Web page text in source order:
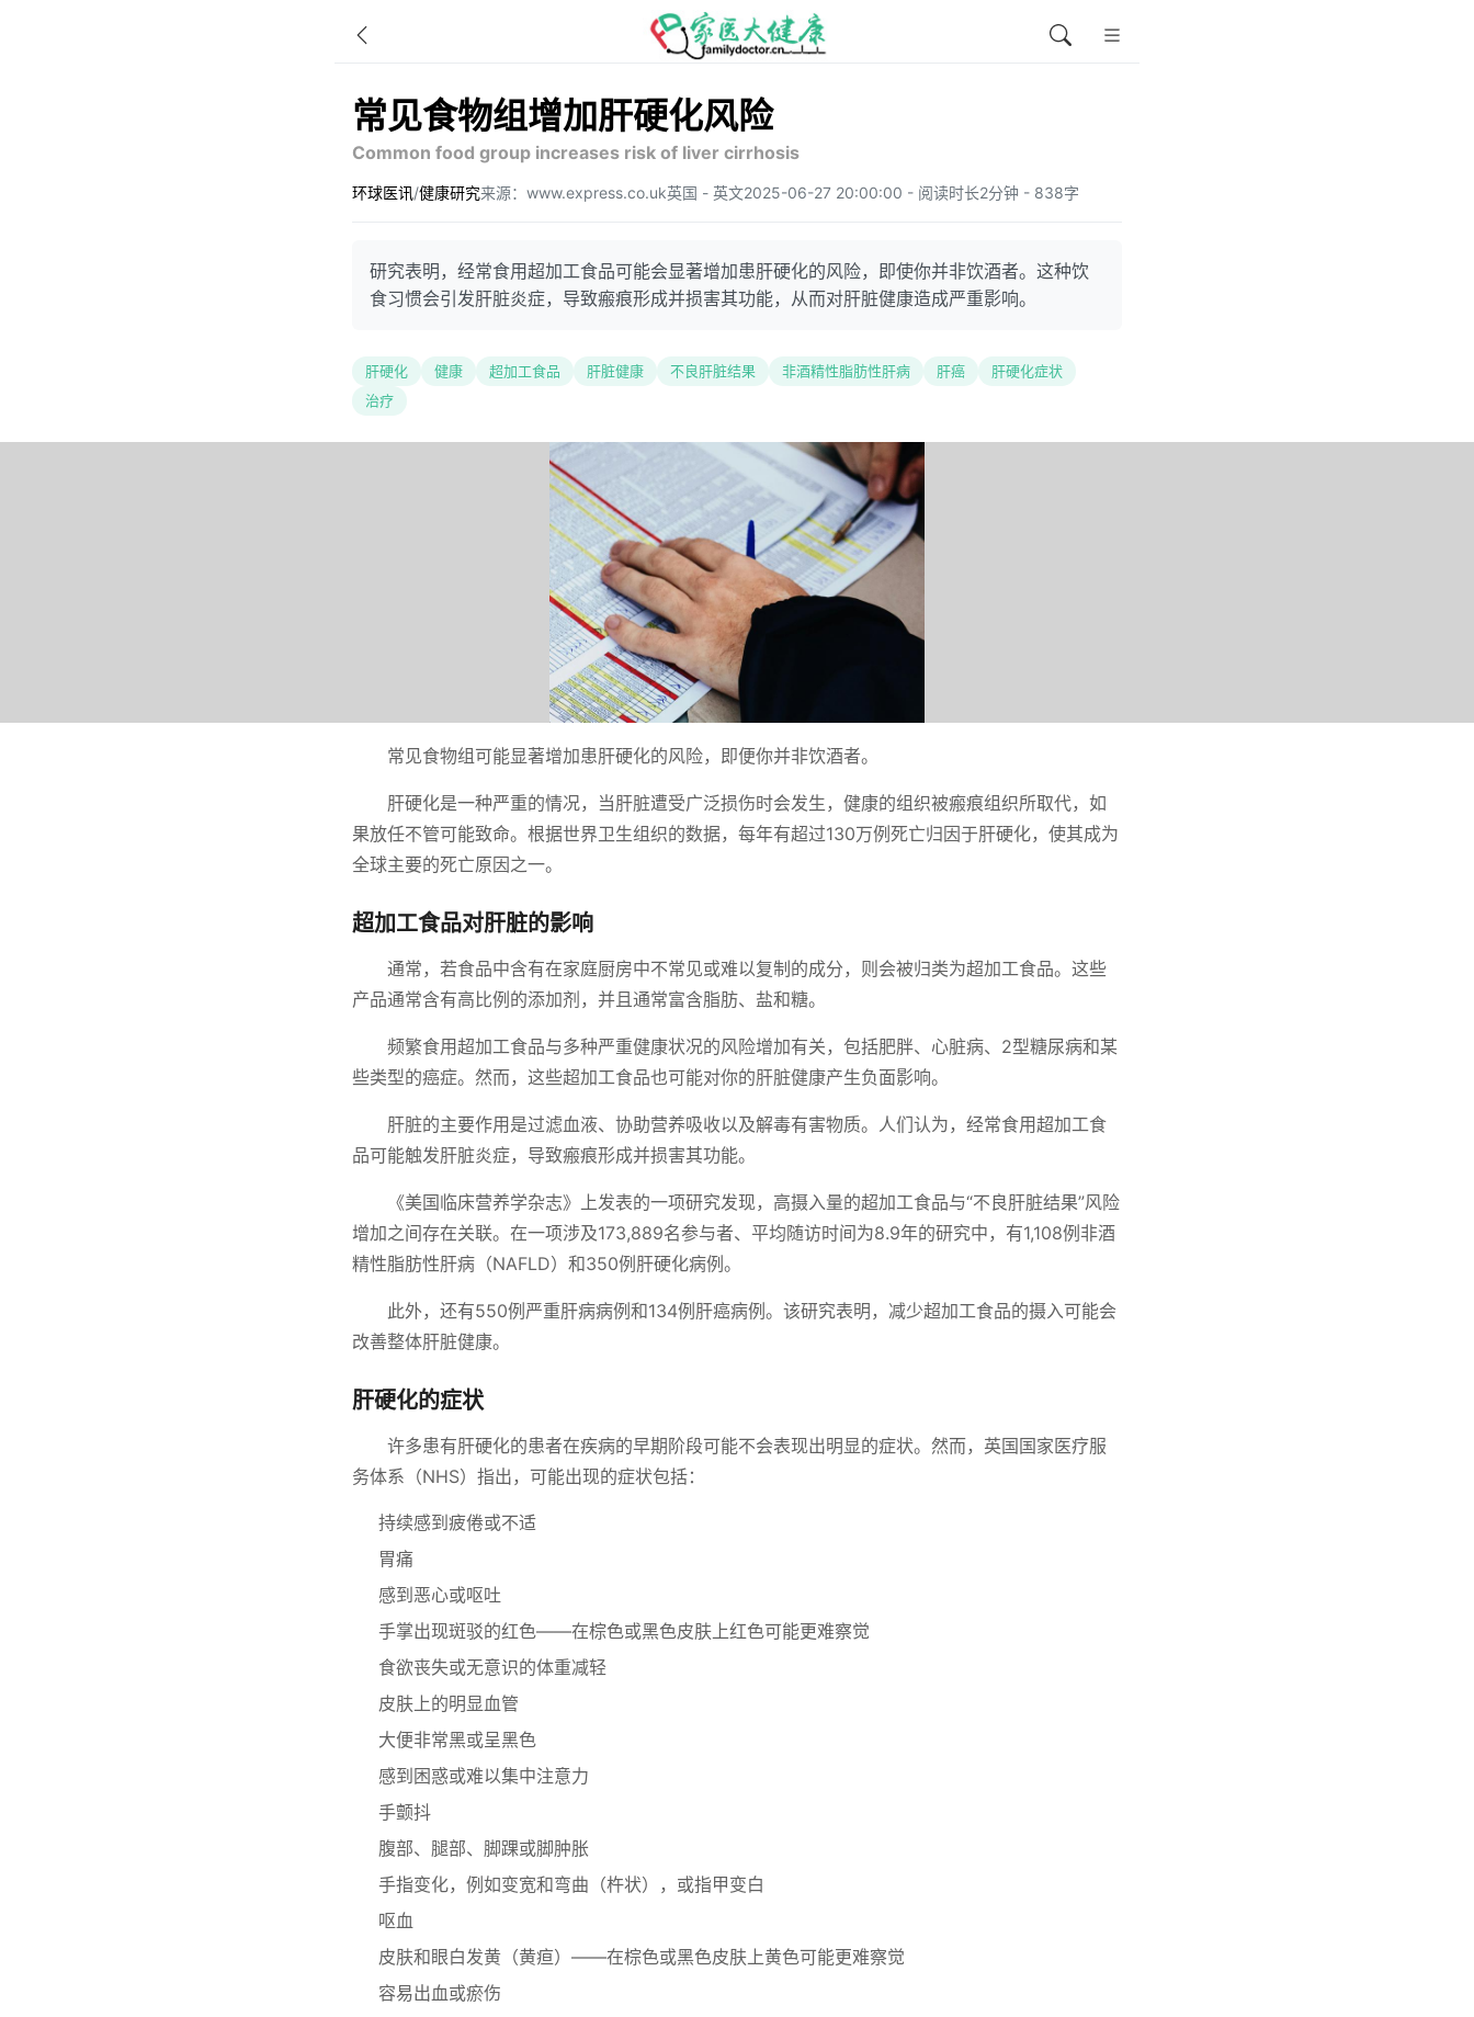
常见食物组增加肝硬化风险
Common food group increases risk of liver cirrhosis
环球医讯/健康研究来源：www.express.co.uk英国 - 英文2025-06-27 20:00:00 - 阅读时长2分钟 - 838字
研究表明，经常食用超加工食品可能会显著增加患肝硬化的风险，即使你并非饮酒者。这种饮
食习惯会引发肝脏炎症，导致瘢痕形成并损害其功能，从而对肝脏健康造成严重影响。
肝硬化 健康 超加工食品 肝脏健康 不良肝脏结果 非酒精性脂肪性肝病 肝癌
肝硬化症状
治疗
常见食物组可能显著增加患肝硬化的风险，即便你并非饮酒者。
肝硬化是一种严重的情况，当肝脏遭受广泛损伤时会发生，健康的组织被瘢痕组织所取代，如
果放任不管可能致命。根据世界卫生组织的数据，每年有超过130万例死亡归因于肝硬化，使其成为
全球主要的死亡原因之一。
超加工食品对肝脏的影响
通常，若食品中含有在家庭厨房中不常见或难以复制的成分，则会被归类为超加工食品。这些
产品通常含有高比例的添加剂，并且通常富含脂肪、盐和糖。
频繁食用超加工食品与多种严重健康状况的风险增加有关，包括肥胖、心脏病、2型糖尿病和某
些类型的癌症。然而，这些超加工食品也可能对你的肝脏健康产生负面影响。
肝脏的主要作用是过滤血液、协助营养吸收以及解毒有害物质。人们认为，经常食用超加工食
品可能触发肝脏炎症，导致瘢痕形成并损害其功能。
《美国临床营养学杂志》上发表的一项研究发现，高摄入量的超加工食品与“不良肝脏结果”风险
增加之间存在关联。在一项涉及173,889名参与者、平均随访时间为8.9年的研究中，有1,108例非酒
精性脂肪性肝病（NAFLD）和350例肝硬化病例。
此外，还有550例严重肝病病例和134例肝癌病例。该研究表明，减少超加工食品的摄入可能会
改善整体肝脏健康。
肝硬化的症状
许多患有肝硬化的患者在疾病的早期阶段可能不会表现出明显的症状。然而，英国国家医疗服
务体系（NHS）指出，可能出现的症状包括：
持续感到疲倦或不适
胃痛
感到恶心或呕吐
手掌出现斑驳的红色——在棕色或黑色皮肤上红色可能更难察觉
食欲丧失或无意识的体重减轻
皮肤上的明显血管
大便非常黑或呈黑色
感到困惑或难以集中注意力
手颤抖
腹部、腿部、脚踝或脚肿胀
手指变化，例如变宽和弯曲（杵状），或指甲变白
呕血
皮肤和眼白发黄（黄疸）——在棕色或黑色皮肤上黄色可能更难察觉
容易出血或瘀伤